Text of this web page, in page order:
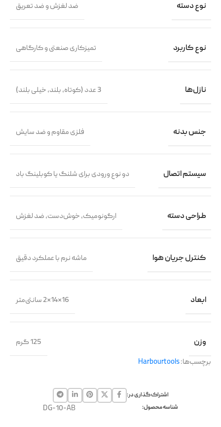
نوع دسته ضد لغزش و ضد تعریق
نوع کاربرد تمیزکاری صنعتی و کارگاهی
نازل‌ها 3 عدد (کوتاه، بلند، خیلی بلند)
جنس بدنه فلزی مقاوم و ضد سایش
سیستم اتصال دو نوع ورودی برای شلنگ یا کوبلینگ باد
طراحی دسته ارگونومیک، خوش‌دست، ضد لغزش
کنترل جریان هوا ماشه نرم با عملکرد دقیق
ابعاد 16×14×2 سانتی‌متر
وزن
125 گرم
برچسب‌ها:Harbourtools
اشتراک گذاری در:
شناسه محصول:
DG-10-AB